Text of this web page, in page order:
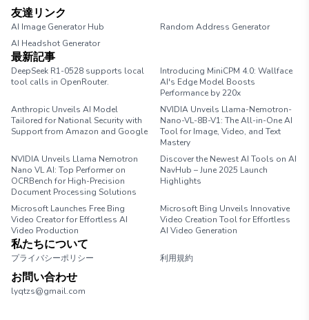
友達リンク
AI Image Generator Hub
Random Address Generator
AI Headshot Generator
最新記事
DeepSeek R1-0528 supports local
tool calls in OpenRouter.
Introducing MiniCPM 4.0: Wallface
AI's Edge Model Boosts
Performance by 220x
Anthropic Unveils AI Model
Tailored for National Security with
Support from Amazon and Google
NVIDIA Unveils Llama-Nemotron-
Nano-VL-8B-V1: The All-in-One AI
Tool for Image, Video, and Text
Mastery
NVIDIA Unveils Llama Nemotron
Nano VL AI: Top Performer on
OCRBench for High-Precision
Document Processing Solutions
Discover the Newest AI Tools on AI
NavHub – June 2025 Launch
Highlights
Microsoft Launches Free Bing
Video Creator for Effortless AI
Video Production
Microsoft Bing Unveils Innovative
Video Creation Tool for Effortless
AI Video Generation
私たちについて
プライバシーポリシー 利用規約
お問い合わせ
lyqtzs@gmail.com